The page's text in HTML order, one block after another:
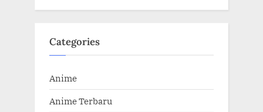
Categories
Anime
Anime Terbaru